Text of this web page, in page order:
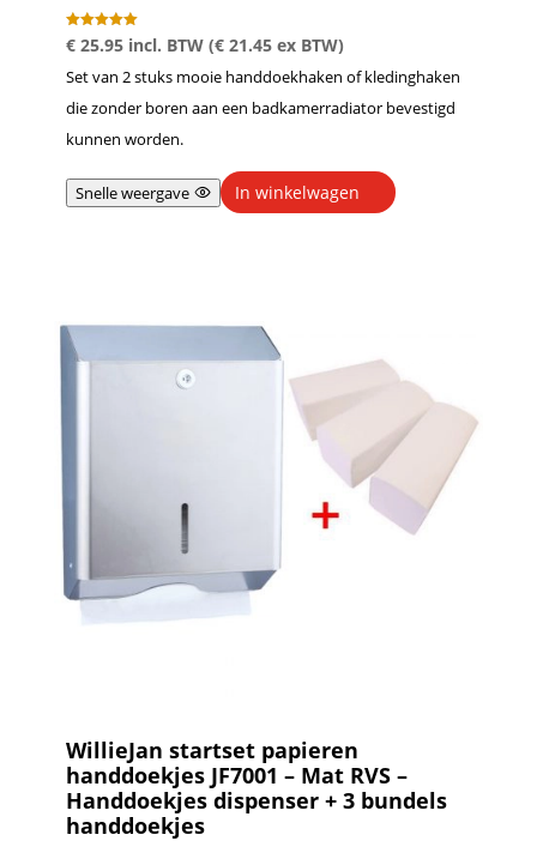
Gewaardeer
d
uit 5
€25.95 incl. BTW (€21.45ex BTW)
Set van 2 stuks mooie handdoekhaken of kledinghaken
die zonder boren aan een badkamerradiator bevestigd
kunnen worden.
Snelle weergave In winkelwagen
WillieJan startset papieren
handdoekjes JF7001 – Mat RVS –
Handdoekjes dispenser + 3 bundels
handdoekjes